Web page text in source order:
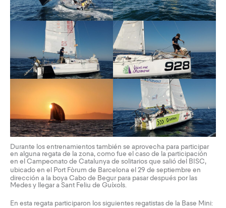
Durante los entrenamientos también se aprovecha para participar
en alguna regata de la zona, como fue el caso de la participación
en el Campeonato de Catalunya de solitarios que salió del
BISC,
ubicado en el
Port Fòrum de Barcelona el 29 de septiembre en
dirección a la boya Cabo de Begur para pasar después por las
Medes y llegar a Sant Feliu de Guíxols.
En esta regata participaron los siguientes regatistas de la Base Mini: